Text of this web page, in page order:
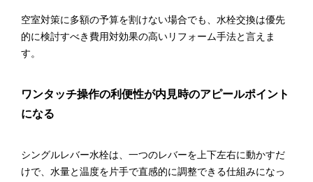
空室対策に多額の予算を割けない場合でも、水栓交換は優先
的に検討すべき費用対効果の高いリフォーム手法と言えま
す。
ワンタッチ操作の利便性が内見時のアピールポイント
になる
シングルレバー水栓は、一つのレバーを上下左右に動かすだ
けで、水量と温度を片手で直感的に調整できる仕組みになっ